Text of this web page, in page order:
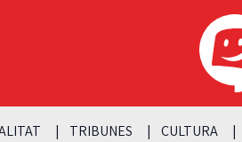
TRIBUNES CULTURA